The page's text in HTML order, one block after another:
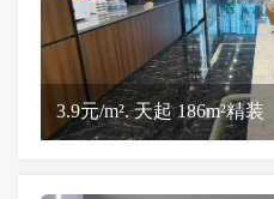
3.9元/m². 天起 186m²精装